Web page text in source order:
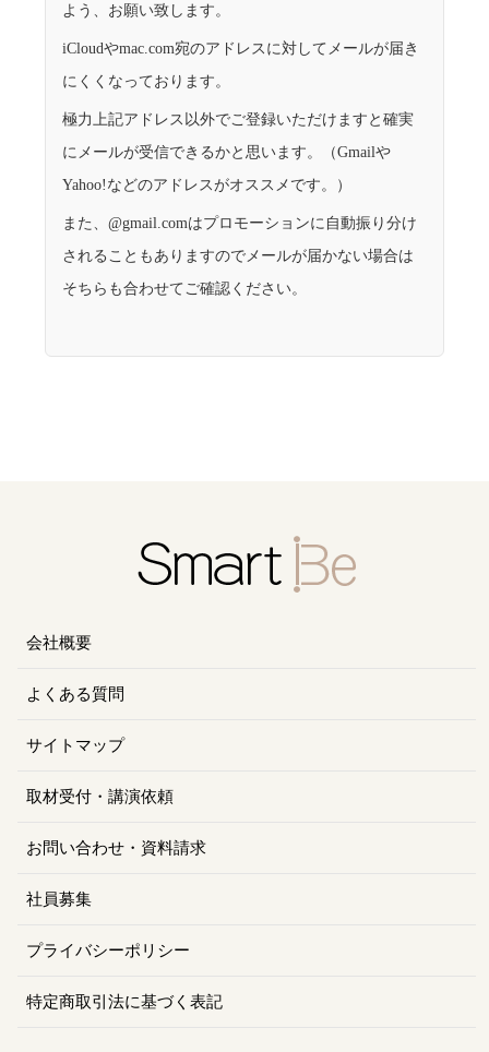
よう、お願い致します。
iCloudやmac.com宛のアドレスに対してメールが届き
にくくなっております。
極力上記アドレス以外でご登録いただけますと確実
にメールが受信できるかと思います。（Gmailや
Yahoo!などのアドレスがオススメです。）
また、@gmail.comはプロモーションに自動振り分け
されることもありますのでメールが届かない場合は
そちらも合わせてご確認ください。
会社概要
よくある質問
サイトマップ
取材受付・講演依頼
お問い合わせ・資料請求
社員募集
プライバシーポリシー
特定商取引法に基づく表記